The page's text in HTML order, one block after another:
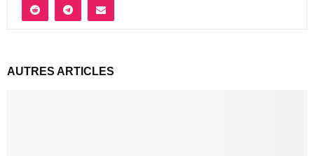
AUTRES ARTICLES